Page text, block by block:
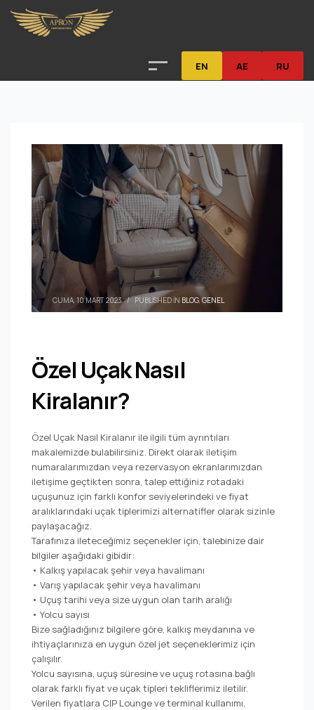
EN AE RU
CUMA, 10 MART 2023 / PUBLISHED IN BLOG,GENEL
Özel Uçak Nasıl
Kiralanır?
Özel Uçak Nasıl Kiralanır ile ilgili tüm ayrıntıları
makalemizde bulabilirsiniz. Direkt olarak iletişim
numaralarımızdan veya rezervasyon ekranlarımızdan
iletişime geçtikten sonra, talep ettiğiniz rotadaki
uçuşunuz için farklı konfor seviyelerindeki ve fiyat
aralıklarındaki uçak tiplerimizi alternatifler olarak sizinle
paylaşacağız.
Tarafınıza ileteceğimiz seçenekler için, talebinize dair
bilgiler aşağıdaki gibidir:
• Kalkış yapılacak şehir veya havalimanı
• Varış yapılacak şehir veya havalimanı
• Uçuş tarihi veya size uygun olan tarih aralığı
• Yolcu sayısı
Bize sağladığınız bilgilere göre, kalkış meydanına ve
ihtiyaçlarınıza en uygun özel jet seçeneklerimiz için
çalışılır.
Yolcu sayısına, uçuş süresine ve uçuş rotasına bağlı
olarak farklı fiyat ve uçak tipleri tekliflerimiz iletilir.
Verilen fiyatlara CIP Lounge ve terminal kullanımı,